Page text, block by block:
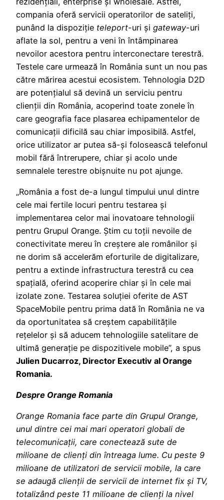
compania oferă servicii operatorilor de sateliți,
punând la dispoziție teleport-uri și gateway-uri
aflate la sol, pentru a veni în întâmpinarea
nevoilor acestora pentru interconectare terestră.
Testele care urmează în România sunt un nou pas
către mărirea acestui ecosistem. Tehnologia D2D
are potențialul să devină un serviciu pentru
clienții din România, acoperind toate zonele în
care geografia face plasarea echipamentelor de
comunicații dificilă sau chiar imposibilă. Astfel,
orice utilizator ar putea să-și folosească telefonul
mobil fără întrerupere, chiar și acolo unde
semnalele terestre obișnuite nu pot ajunge.
„România a fost de-a lungul timpului unul dintre
cele mai fertile locuri pentru testarea și
implementarea celor mai inovatoare tehnologii
pentru Grupul Orange. Știm cu toții nevoile de
conectivitate mereu în creștere ale românilor și
ne dorim să accelerăm eforturile de digitalizare,
pentru a extinde infrastructura terestră cu cea
spațială, oferind acoperire chiar și în cele mai
izolate zone. Testarea soluției oferite de AST
SpaceMobile pentru prima dată în România ne va
da oportunitatea să creștem capabilitățile
rețelelor și să aducem tehnologiile satelitare de
ultimă generație pe dispozitivele mobile”, a spus
Julien Ducarroz, Director Executiv al Orange
Romania.
Despre Orange Romania
Orange Romania face parte din Grupul Orange,
unul dintre cei mai mari operatori globali de
telecomunicații, care conectează sute de
milioane de clienți din întreaga lume. Cu peste 9
milioane de utilizatori de servicii mobile, la care
se adaugă clienții de servicii de internet fix și TV,
totalizând peste 11 milioane de clienți la nivel